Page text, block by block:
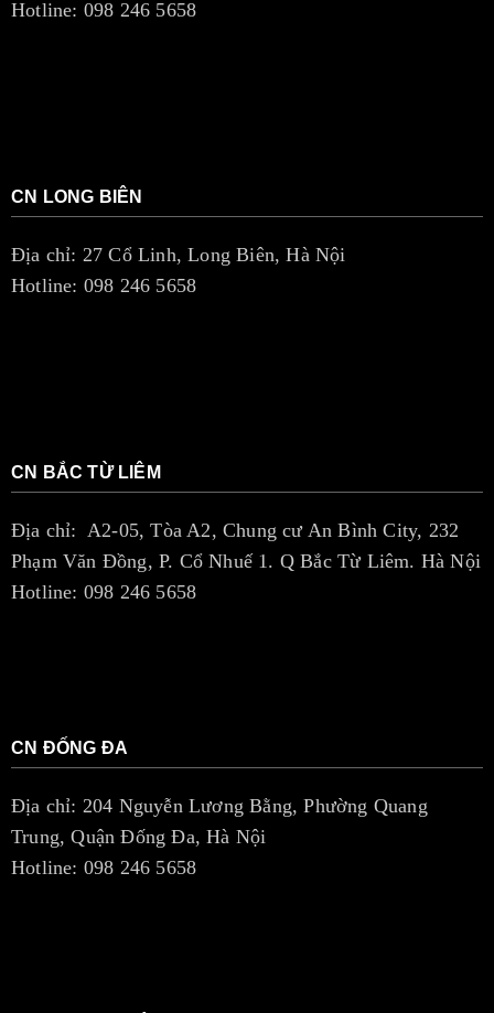
Hotline: 098 246 5658
CN LONG BIÊN
Địa chỉ: 27 Cổ Linh, Long Biên, Hà Nội
Hotline: 098 246 5658
CN BẮC TỪ LIÊM
Địa chỉ: A2-05, Tòa A2, Chung cư An Bình City, 232
Phạm Văn Đồng, P. Cổ Nhuế 1. Q Bắc Từ Liêm. Hà Nội
Hotline: 098 246 5658
CN ĐỐNG ĐA
Địa chỉ: 204 Nguyễn Lương Bằng, Phường Quang
Trung, Quận Đống Đa, Hà Nội
Hotline: 098 246 5658